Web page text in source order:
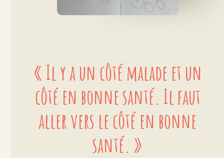
« Il y a un côté malade et un
côté en bonne santé. Il faut
aller vers le côté en bonne
santé. »